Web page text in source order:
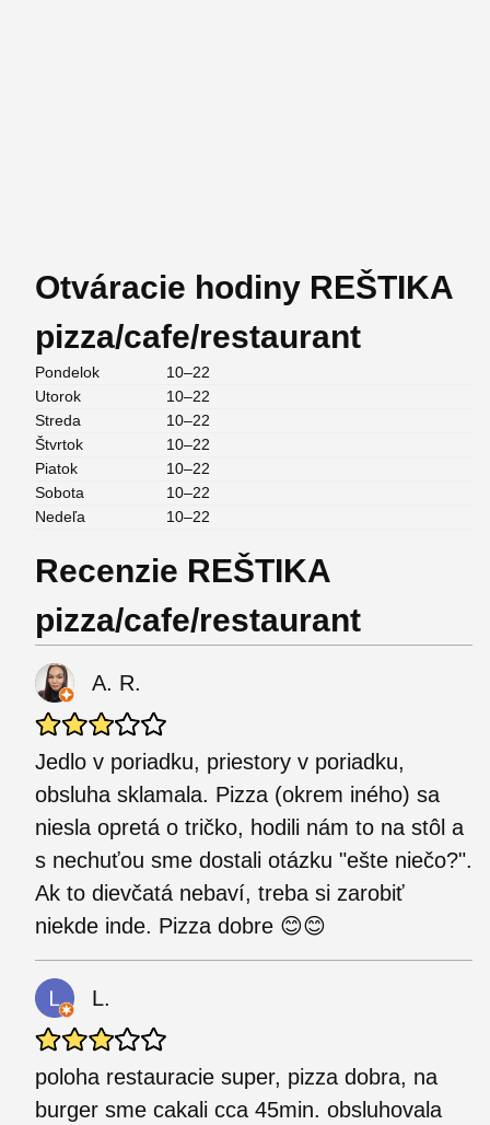
Otváracie hodiny REŠTIKA
pizza/cafe/restaurant
Pondelok
10–22
Utorok
10–22
Streda
10–22
Štvrtok
10–22
Piatok
10–22
Sobota
10–22
Nedeľa
10–22
Recenzie REŠTIKA
pizza/cafe/restaurant
A. R.
Jedlo v poriadku, priestory v poriadku,
obsluha sklamala. Pizza (okrem iného) sa
niesla opretá o tričko, hodili nám to na stôl a
s nechuťou sme dostali otázku "ešte niečo?".
Ak to dievčatá nebaví, treba si zarobiť
niekde inde. Pizza dobre 😊😊
L.
poloha restauracie super, pizza dobra, na
burger sme cakali cca 45min. obsluhovala